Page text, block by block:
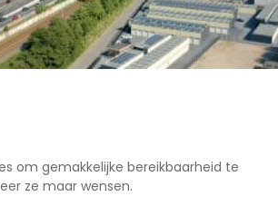
om gemakkelijke bereikbaarheid te
ze maar wensen.